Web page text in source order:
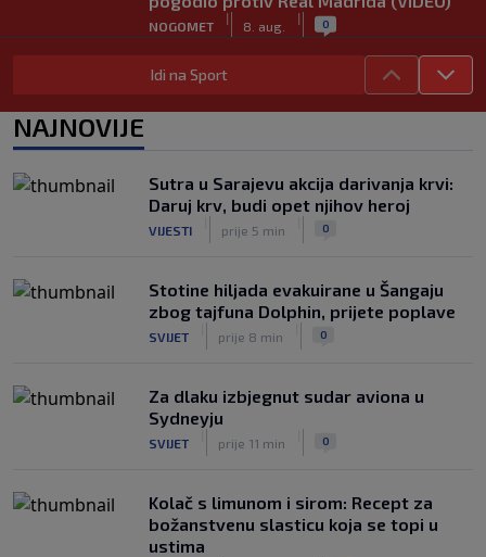
NOGOMET
|
8. aug.
| 0
Sudija dosjetljivim komentarom
nasmijao publiku nakon žalbe tenisera
nasrnuo na gostujuće fudbalere
(VIDEO)
NOGOMET
|
8. aug. 0
Idi na Sport
NAJNOVIJE
Sutra u Sarajevu akcija darivanja krvi:
Daruj krv, budi opet njihov heroj
VIJESTI prije 5 min 0
Stotine hiljada evakuirane u Šangaju
zbog tajfuna Dolphin, prijete poplave
SVIJET prije 8 min 0
Za dlaku izbjegnut sudar aviona u
Sydneyju
SVIJET prije 11 min 0
Kolač s limunom i sirom: Recept za
božanstvenu slasticu koja se topi u
ustima